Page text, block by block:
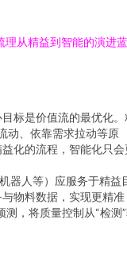
从精益到智能的演进
标是价值流的最优化。
动、依靠需求拉动等原
化的流程，智能化只会
器人等）应服务于精益
物料数据，实现更精准
，将质量控制从“检测